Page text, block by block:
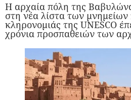
Η αρχαία πόλη της
στη νέα λίστα των μνημείων
κληρονομιάς της UNESCO
χρόνια προσπαθειών των